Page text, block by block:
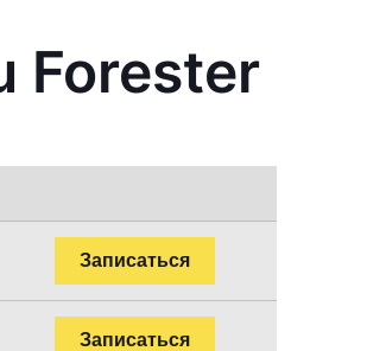
Forester
Записаться
Записаться